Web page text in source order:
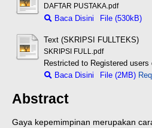
DAFTAR PUSTAKA.pdf
Baca Disini File (530kB)
Text (SKRIPSI FULLTEKS)
SKRIPSI FULL.pdf
Restricted to Registered users
Baca Disini
File (2MB)
Abstract
Gaya kepemimpinan merupakan